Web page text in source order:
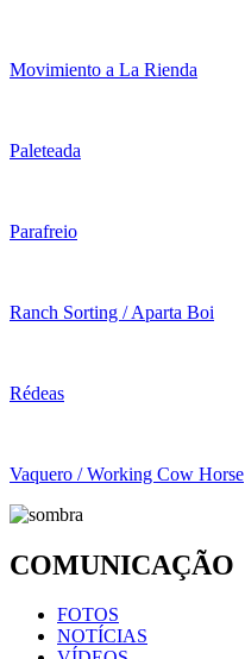
Movimiento a La Rienda
Paleteada
Parafreio
Ranch Sorting / Aparta Boi
Rédeas
Vaquero / Working Cow Horse
COMUNICAÇÃO
FOTOS
NOTÍCIAS